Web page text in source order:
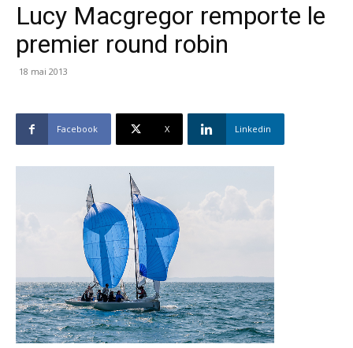
Lucy Macgregor remporte le
premier round robin
18 mai 2013
Facebook X Linkedin